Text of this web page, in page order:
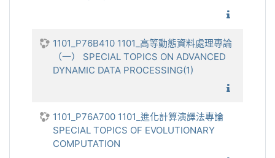
1101_P76B410 1101_高等動態資料處理專論
（一） SPECIAL TOPICS ON ADVANCED
DYNAMIC DATA PROCESSING(1)
1101_P76A700 1101_進化計算演譯法專論
SPECIAL TOPICS OF EVOLUTIONARY
COMPUTATION